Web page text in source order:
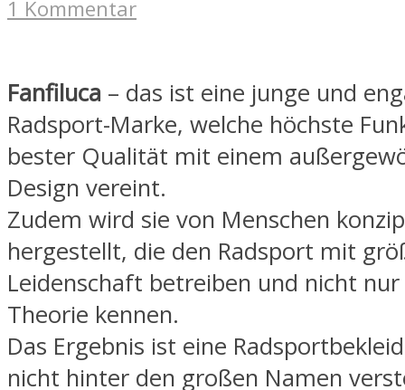
1 Kommentar
Fanfiluca – das ist eine junge und
Radsport-Marke, welche höchste
bester Qualität mit einem
Design vereint.
Zudem wird sie von Menschen
hergestellt, die den Radsport mit
Leidenschaft betreiben und nicht
Theorie kennen.
Das Ergebnis ist eine
nicht hinter den großen Namen